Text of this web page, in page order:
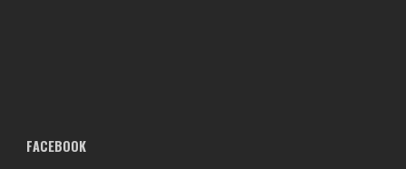
FACEBOOK